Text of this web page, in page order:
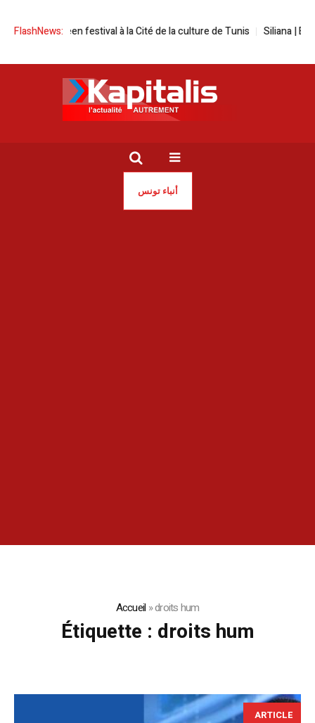
FlashNews:
Human screen festival à la Cité de la culture de Tunis Siliana | En
أنباء تونس
Accueil »droits hum
Étiquette : droits hum
ARTICLE